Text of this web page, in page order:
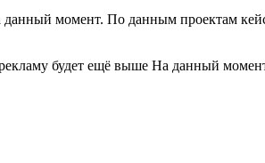
данный момент. По данным проектам
будет ещё выше На данный